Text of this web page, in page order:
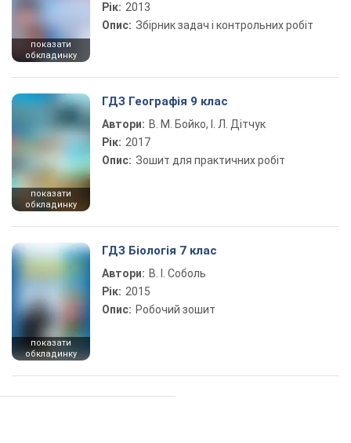
показати
обкладинку
Рік: 2013
Опис: Збірник задач і контрольних робіт
показати
обкладинку
ГДЗ Географія 9 клас
Автори: В. М. Бойко, І. Л. Дітчук
Рік: 2017
Опис: Зошит для практичних робіт
показати
обкладинку
ГДЗ Біологія 7 клас
Автори: В. І. Соболь
Рік: 2015
Опис: Робочий зошит